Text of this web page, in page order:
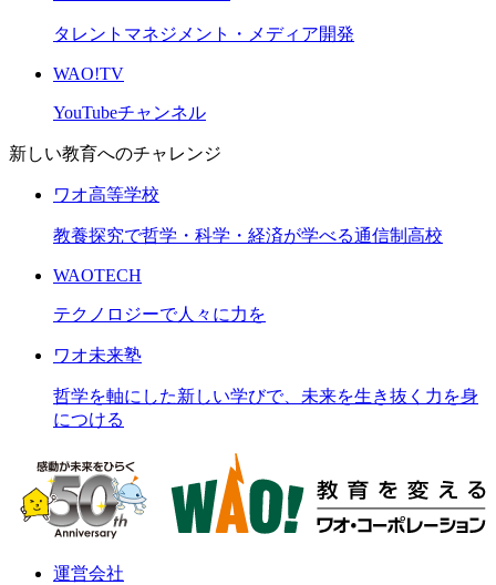
タレントマネジメント・メディア開発
WAO!TV
YouTubeチャンネル
新しい教育へのチャレンジ
ワオ高等学校
教養探究で哲学・科学・経済が学べる通信制高校
WAOTECH
テクノロジーで人々に力を
ワオ未来塾
哲学を軸にした新しい学びで、未来を生き抜く力を身
につける
運営会社